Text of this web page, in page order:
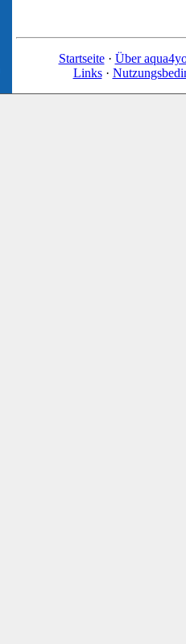
Startseite· Über
Links·